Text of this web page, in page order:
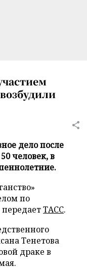
дело после
человек, в
по
ТАСС.
Тенетова
драке в